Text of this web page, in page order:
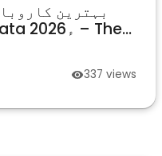
بہترین
337 views